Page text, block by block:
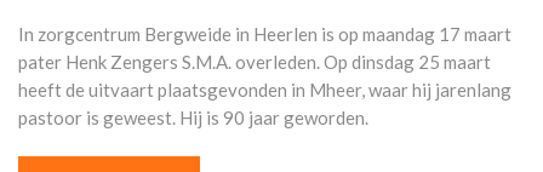
In zorgcentrum Bergweide in Heerlen is op maandag 17 maart
pater Henk Zengers S.M.A. overleden. Op dinsdag 25 maart
heeft de uitvaart plaatsgevonden in Mheer, waar hij jarenlang
pastoor is geweest. Hij is 90 jaar geworden.